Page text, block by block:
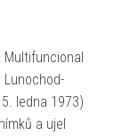
Lunochod-
ledna 1973)
a ujel